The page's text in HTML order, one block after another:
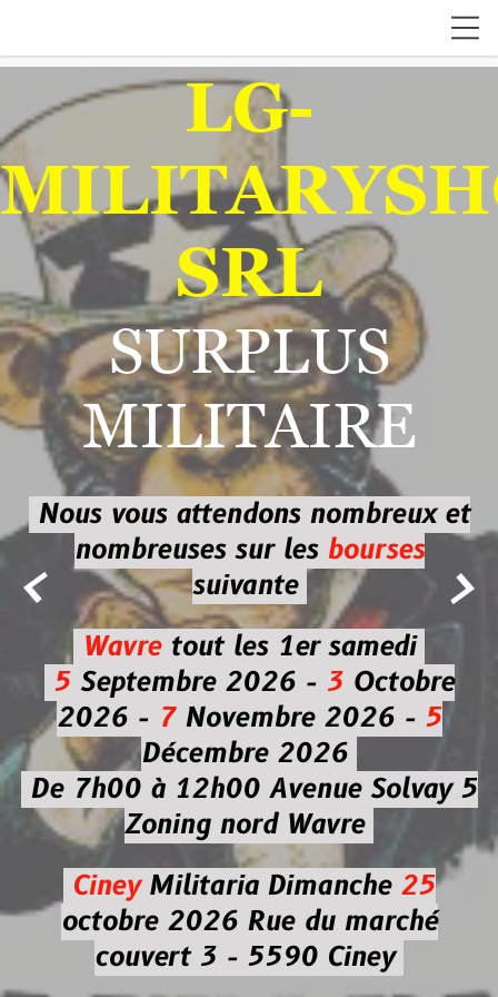
 
LG-
SRL
SURPLUS
MILITAIRE
Nous vous attendons nombreux et
nombreuses sur les bourses
suivante
Wavretout les 1er samedi
5Septembre 2026 - 3Octobre
2026 -7Novembre 2026 - 5
Décembre 2026
De 7h00 à 12h00 Avenue Solvay 5
Zoning nord Wavre
CineyMilitaria Dimanche 25
octobre 2026Rue du marché
couvert 3 - 5590 Ciney